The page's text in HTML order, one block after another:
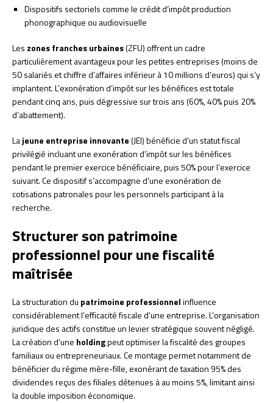
Dispositifs sectoriels comme le crédit d’impôt production
phonographique ou audiovisuelle
Les zones franches urbaines(ZFU) offrent un cadre
particulièrement avantageux pour les petites entreprises (moins de
50 salariés et chiffre d’affaires inférieur à 10 millions d’euros) qui s’y
implantent. L’exonération d’impôt sur les bénéfices est totale
pendant cinq ans, puis dégressive sur trois ans (60%, 40% puis 20%
d’abattement).
Lajeune entreprise innovante(JEI) bénéficie d’un statut fiscal
privilégié incluant une exonération d’impôt sur les bénéfices
pendant le premier exercice bénéficiaire, puis 50% pour l’exercice
suivant. Ce dispositif s’accompagne d’une exonération de
cotisations patronales pour les personnels participant à la
recherche.
Structurer son patrimoine
professionnel pour une fiscalité
maîtrisée
La structuration du patrimoine professionnelinfluence
considérablement l’efficacité fiscale d’une entreprise. L’organisation
juridique des actifs constitue un levier stratégique souvent négligé.
La création d’une holdingpeut optimiser la fiscalité des groupes
familiaux ou entrepreneuriaux. Ce montage permet notamment de
bénéficier du régime mère-fille, exonérant de taxation 95% des
dividendes reçus des filiales détenues à au moins 5%, limitant ainsi
la double imposition économique.